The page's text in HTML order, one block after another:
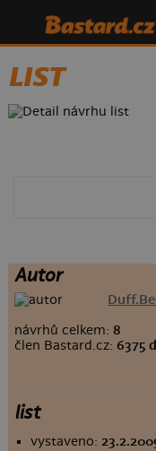
LIST
Autor
návrhů celkem:8
člen Bastard.cz:6375
list
vystaveno: